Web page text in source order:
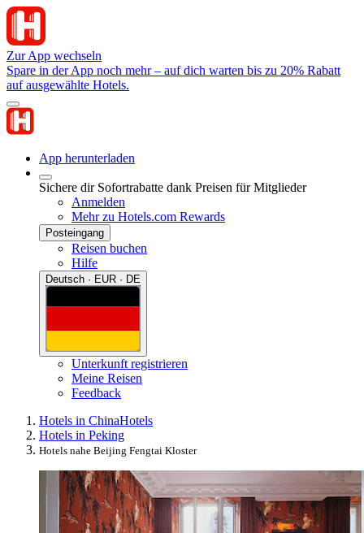
Zur App wechseln
Spare in der App noch mehr – auf dich warten bis zu 20% Rabatt
auf ausgewählte Hotels.
App herunterladen
Sichere dir Sofortrabatte dank Preisen für Mitglieder
Anmelden
Mehr zu Hotels.com Rewards
Posteingang
Reisen buchen
Hilfe
Deutsch · EUR · DE
Unterkunft registrieren
Meine Reisen
Feedback
Hotels in ChinaHotels
Hotels in Peking
Hotels nahe Beijing Fengtai Kloster